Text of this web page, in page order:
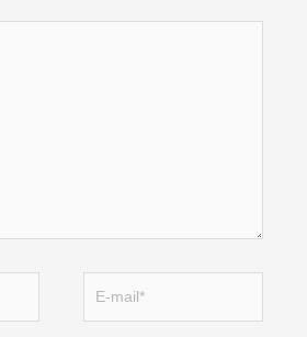
mail*